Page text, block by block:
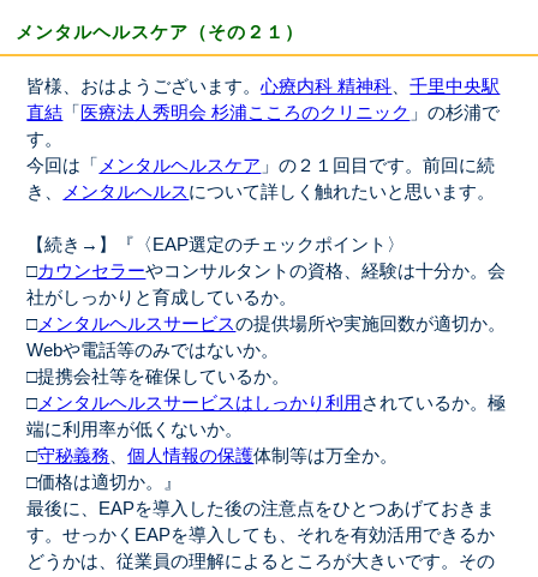
メンタルヘルスケア（その２１）
皆様、おはようございます。心療内科 精神科、千里中央駅
直結 「 医療法人秀明会 杉浦こころのクリニック 」の杉浦で
す。
今回は「 メンタルヘルスケア 」の２１回目です。前回に続
き、
メンタルヘルスについて詳しく触れたいと思います。
【続き→】『〈EAP選定のチェックポイント〉
□カウンセラーやコンサルタントの資格、経験は十分か。会
社がしっかりと育成しているか。
□メンタルヘルスサービスの提供場所や実施回数が適切か。
Webや電話等のみではないか。
□提携会社等を確保しているか。
□メンタルヘルスサービスはしっかり利用 されているか。極
端に利用率が低くないか。
□守秘義務、個人情報の保護体制等は万全か。
□価格は適切か。』
最後に、EAPを導入した後の注意点をひとつあげておきま
す。せっかくEAPを導入しても、それを有効活用できるか
どうかは、従業員の理解によるところが大きいです。その